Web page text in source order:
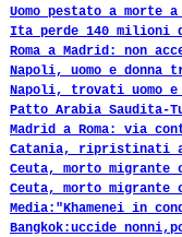
Uomo pestato a morte
Ita perde 140 milioni
Roma a Madrid: non
Napoli, uomo e donna
Napoli, trovati uomo e
Patto Arabia Saudita-
Madrid a Roma: via
Catania, ripristinati
Ceuta, morto migrante
Ceuta, morto migrante
Media:"Khamenei in
Bangkok:uccide